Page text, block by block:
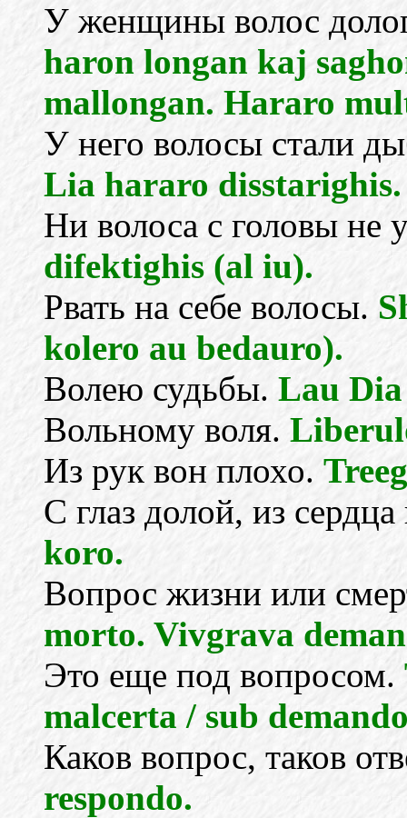
У женщины волос
haron longan kaj
mallongan. Hararo
У него волосы стали
Lia hararo disstarighis.
Ни волоса с головы не
difektighis (al iu).
Рвать на себе волосы.
kolero au bedauro).
Волею судьбы. Lau
Вольному воля.
Из рук вон плохо.
С глаз долой, из
koro.
Вопрос жизни или
morto. Vivgrava
Это еще под вопросом.
malcerta / sub
Каков вопрос, таков
respondo.